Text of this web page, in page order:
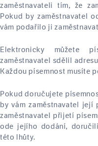
zaměstnavateli tím, že
Pokud by zaměstnavatel
vám podařilo ji
Elektronicky můžete
zaměstnavatel sdělil
Každou písemnost musíte
Pokud doručujete
by vám zaměstnavatel
zaměstnavatel přijetí
ode jejího dodání,
této lhůty.